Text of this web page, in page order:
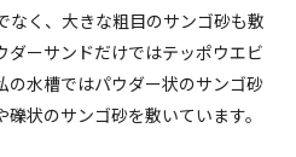
なく、大きな粗目のサンゴ砂も敷
ダーサンドだけではテッポウエビ
の水槽ではパウダー状のサンゴ砂
状のサンゴ砂を敷いています。